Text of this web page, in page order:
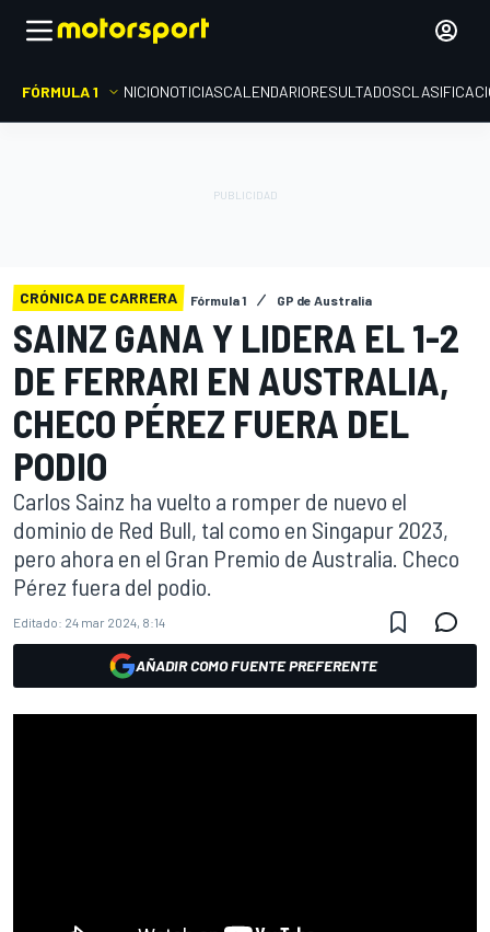
FÓRMULA 1 INICIONOTICIASCALENDARIORESULTADOS
CRÓNICA DE CARRERA Fórmula 1 GP de Australia
SAINZ GANA Y LIDERA EL 1-2
DE FERRARI EN AUSTRALIA,
CHECO PÉREZ FUERA DEL
PODIO
Carlos Sainz ha vuelto a romper de nuevo el
dominio de Red Bull, tal como en Singapur 2023,
pero ahora en el Gran Premio de Australia. Checo
Pérez fuera del podio.
Editado: 24 mar 2024, 8:14
AÑADIR COMO FUENTE PREFERENTE